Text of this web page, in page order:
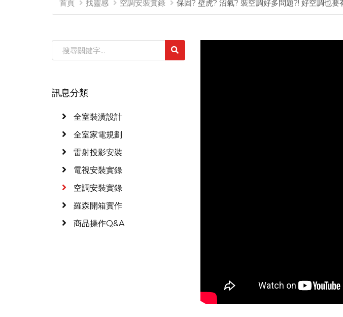
首頁 找靈感 空調安裝實錄 保固? 壁虎? 沼氣? 裝空調好多問題?! 好空調也要
訊息分類
全室裝潢設計
全室家電規劃
雷射投影安裝
電視安裝實錄
空調安裝實錄
羅森開箱實作
商品操作Q&A